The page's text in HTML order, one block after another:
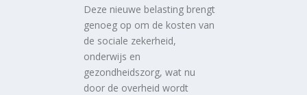
Deze nieuwe belasting brengt
genoeg op om de kosten van
de sociale zekerheid,
onderwijs en
gezondheidszorg, wat nu
door de overheid wordt